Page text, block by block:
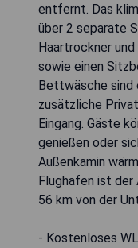
entfernt. Das
über 2 separate
Haartrockner
sowie einen
Bettwäsche sind
zusätzliche
Eingang. Gäste
genießen oder
Außenkamin
Flughafen ist der
56 km von der
- Kostenloses